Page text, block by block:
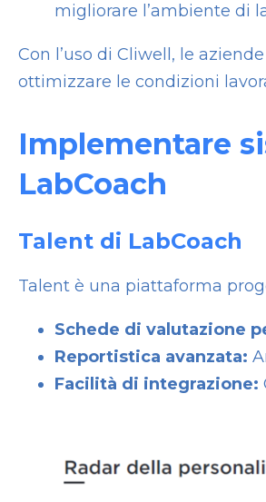
migliorare l’ambiente di
Con l’uso di Cliwell, le
ottimizzare le condizioni
Implementare
LabCoach
Talent di LabCoach
Talent è una piattaforma
Schede di valutazione
Reportistica avanzata:
Facilità di integrazione: